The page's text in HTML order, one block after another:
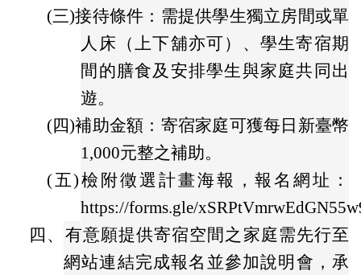
(三)接待條件：需提供學生獨立房間或單
人床（上下舖亦可）、學生寄宿期
間的膳食及安排學生與家庭共同出
遊。
(四)補助金額：寄宿家庭可獲每日新臺幣
1,000元整之補助。
(五)檢附徵選計畫海報，報名網址：
https://forms.gle/
四、 有意願提供寄宿空間之家庭需先行至
網站連結完成報名並參加說明會，承